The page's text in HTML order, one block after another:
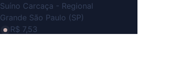
Suíno Carcaça - Regional
Grande São Paulo (SP)
R$ 7,53